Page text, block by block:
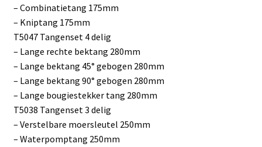
– Combinatietang 175mm
– Kniptang 175mm
T5047 Tangenset 4 delig
– Lange rechte bektang 280mm
– Lange bektang 45° gebogen 280mm
– Lange bektang 90° gebogen 280mm
– Lange bougiestekker tang 280mm
T5038 Tangenset 3 delig
– Verstelbare moersleutel 250mm
– Waterpomptang 250mm